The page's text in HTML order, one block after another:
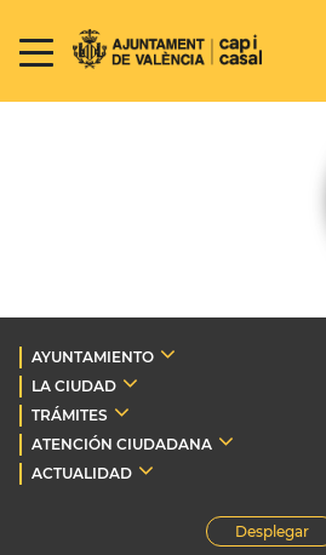
AYUNTAMIENTO
LA CIUDAD
TRÁMITES
ATENCIÓN CIUDADANA
ACTUALIDAD
Desplegar